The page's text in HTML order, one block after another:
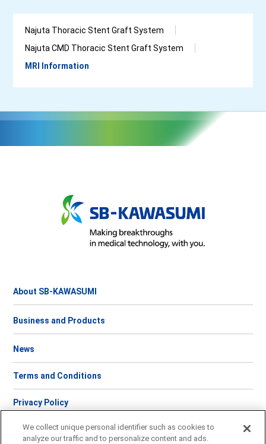
Najuta Thoracic Stent Graft System
Najuta CMD Thoracic Stent Graft System
MRI Information
About SB-KAWASUMI
Business and Products
News
Terms and Conditions
Privacy Policy
Contact Us
We collect unique personal identifier such as cookies to
analyze our traffic and to personalize content and ads.